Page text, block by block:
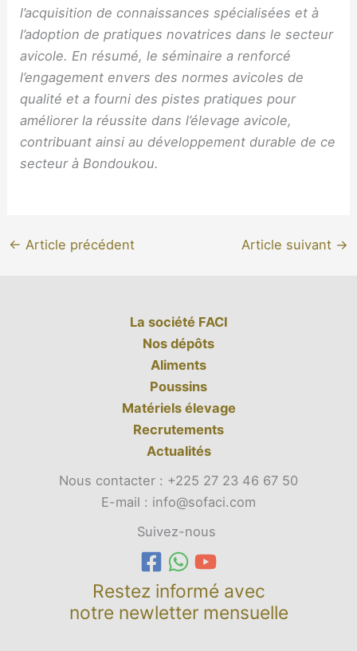
l’acquisition de connaissances spécialisées et à
l’adoption de pratiques novatrices dans le secteur
avicole. En résumé, le séminaire a renforcé
l’engagement envers des normes avicoles de
qualité et a fourni des pistes pratiques pour
améliorer la réussite dans l’élevage avicole,
contribuant ainsi au développement durable de ce
secteur à Bondoukou.
← Article précédent Article suivant →
La société FACI
Nos dépôts
Aliments
Poussins
Matériels élevage
Recrutements
Actualités
Nous contacter : +225 27 23 46 67 50
E-mail : info@sofaci.com
Suivez-nous
Restez informé avec
notre newletter mensuelle